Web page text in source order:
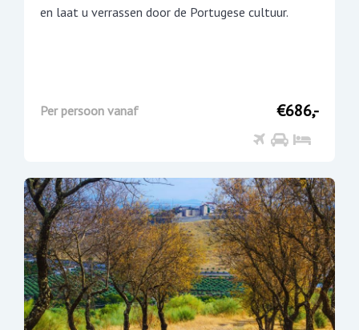
en laat u verrassen door de Portugese cultuur.
Per persoon vanaf €686,-